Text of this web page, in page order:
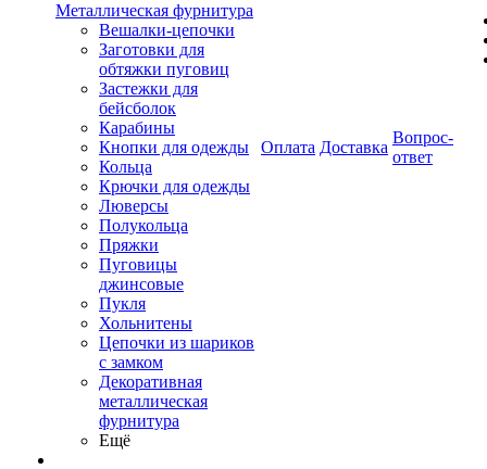
Металлическая фурнитура
Вешалки-цепочки
Заготовки для
обтяжки пуговиц
Застежки для
бейсболок
Карабины
Кнопки для одежды
Кольца
Крючки для одежды
Люверсы
Полукольца
Пряжки
Пуговицы
джинсовые
Пукля
Хольнитены
Цепочки из шариков
с замком
Декоративная
металлическая
фурнитура
Ещё
Оплата Доставка
Вопрос-
ответ